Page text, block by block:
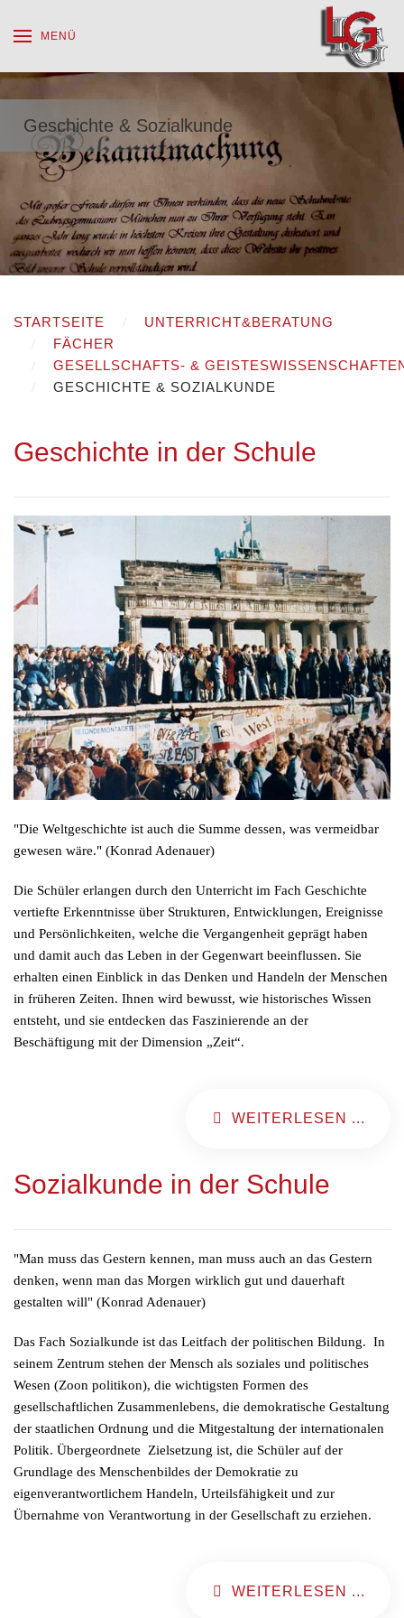
MENÜ
Geschichte & Sozialkunde
STARTSEITE
UNTERRICHT&BERATUNG
FÄCHER
GESELLSCHAFTS- &
GESCHICHTE & SOZIALKUNDE
Geschichte in der Schule
"Die Weltgeschichte ist auch die Summe dessen, was vermeidbar
gewesen wäre." (Konrad Adenauer)
Die Schüler erlangen durch den Unterricht im Fach Geschichte
vertiefte Erkenntnisse über Strukturen, Entwicklungen, Ereignisse
und Persönlichkeiten, welche die Vergangenheit geprägt haben
und damit auch das Leben in der Gegenwart beeinflussen. Sie
erhalten einen Einblick in das Denken und Handeln der Menschen
in früheren Zeiten. Ihnen wird bewusst, wie historisches Wissen
entsteht, und sie entdecken das Faszinierende an der
Beschäftigung mit der Dimension „Zeit“.
WEITERLESEN ...
Sozialkunde in der Schule
"Man muss das Gestern kennen, man muss auch an das Gestern
denken, wenn man das Morgen wirklich gut und dauerhaft
gestalten will" (Konrad Adenauer)
Das Fach Sozialkunde ist das Leitfach der politischen Bildung. In
seinem Zentrum stehen der Mensch als soziales und politisches
Wesen (Zoon politikon), die wichtigsten Formen des
gesellschaftlichen Zusammenlebens, die demokratische Gestaltung
der staatlichen Ordnung und die Mitgestaltung der internationalen
Politik. Übergeordnete Zielsetzung ist, die Schüler auf der
Grundlage des Menschenbildes der Demokratie zu
eigenverantwortlichem Handeln, Urteilsfähigkeit und zur
Übernahme von Verantwortung in der Gesellschaft zu erziehen.
WEITERLESEN ...